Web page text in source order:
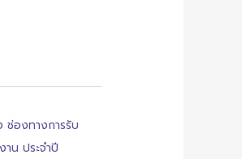
ช่องทางการรับ
น ประจำปี